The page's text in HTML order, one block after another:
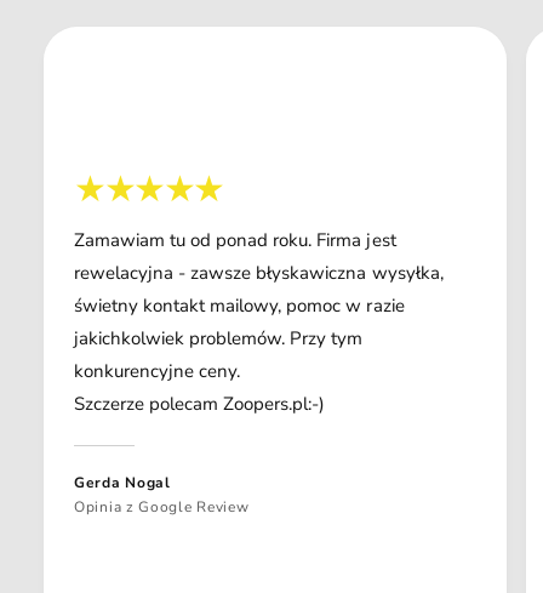
Zamawiam tu od ponad roku. Firma jest
rewelacyjna - zawsze błyskawiczna wysyłka,
świetny kontakt mailowy, pomoc w razie
jakichkolwiek problemów. Przy tym
konkurencyjne ceny.
Szczerze polecam Zoopers.pl:-)
Gerda Nogal
Opinia z Google Review